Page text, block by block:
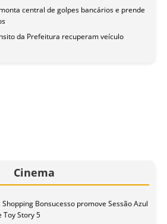
central de golpes bancários e prende
da Prefeitura recuperam veículo
Cinema
Bonsucesso promove Sessão Azul
Toy Story 5